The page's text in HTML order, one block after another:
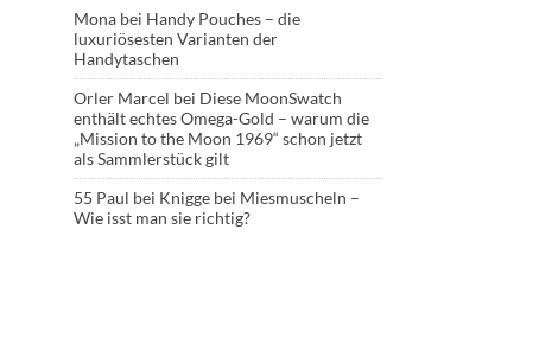
Mona bei Handy Pouches – die
luxuriösesten Varianten der
Handytaschen
Orler Marcel bei Diese MoonSwatch
enthält echtes Omega-Gold – warum die
„Mission to the Moon 1969“ schon jetzt
als Sammlerstück gilt
55 Paul bei Knigge bei Miesmuscheln –
Wie isst man sie richtig?